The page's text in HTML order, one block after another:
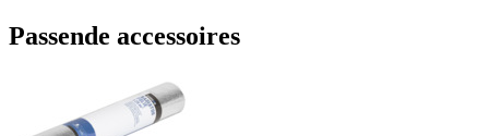
Passende accessoires